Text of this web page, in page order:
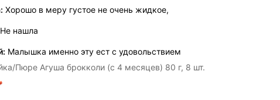
Хорошо в меру густое не очень жидкое,
Не нашла
Малышка именно эту ест с удовольствием
Пюре Агуша брокколи (с 4 месяцев) 80 г, 8 шт.